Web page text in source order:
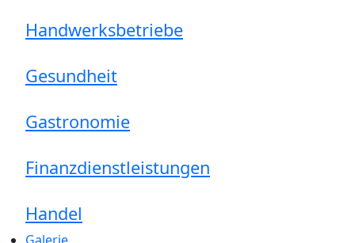
Handwerksbetriebe
Gesundheit
Gastronomie
Finanzdienstleistungen
Handel